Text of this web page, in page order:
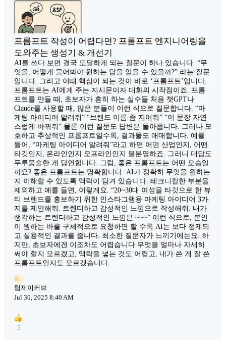
프롬프트 작성이 어렵다면? 프롬프트 엔지니어링을
도와주는 생성기 & 개선기
AI를 쓰다 보면 결국 도달하게 되는 질문이 하나 있습니다. “무
엇을, 어떻게 물어봐야 원하는 답을 얻을 수 있을까?” 라는 질문
입니다. 그리고 이때 핵심이 되는 것이 바로 ‘프롬프트’입니다.
프롬프트는 AI에게 주는 지시문이자 대화의 시작점이죠. 프롬
프트를 만들 때, 초보자가 흔히 하는 실수들 처음 챗GPT나
Claude를 사용할 때, 많은 분들이 이런 식으로 질문합니다. “마
케팅 아이디어 알려줘” “브랜드 이름 좀 지어줘” “이 문장 자연
스럽게 바꿔줘” 물론 이런 질문도 답변은 돌아옵니다. 그러나 모
호하고 추상적인 프롬프트일수록, 결과물도 애매합니다. 예를
들어, “마케팅 아이디어 알려줘”라고 하면 어떤 산업인지, 어떤
타깃인지, 온라인인지 오프라인인지 불분명하죠. 그러니 대답도
두루뭉술한 게 당연합니다. 그럼, 좋은 프롬프트는 어떤 모습일
까요? 좋은 프롬프트는 명확합니다. AI가 정확히 무엇을 원하는
지 이해할 수 있도록 맥락이 담겨 있습니다. 테크니컬한 부분을
제외하고 예를 들면, 이렇게요. “20~30대 여성을 타깃으로 한 뷰
티 브랜드를 홍보하기 위한 인스타그램용 마케팅 아이디어 3가
지를 제안해줘. 트렌디하고 감성적인 느낌으로 작성해줘. 내가
생각하는 트렌디하고 감성적인 느낌은 ~~~” 이런 식으로, 본인
이 원하는 바를 구체적으로 요청하면 할 수록 AI는 보다 정제되
고 실용적인 결과를 줍니다. 최소한 질문자가 느끼기에는요. 하
지만, 초보자에겐 이조차도 어렵습니다 무엇을 얼마나 자세히
써야 할지 모르겠고, 맥락을 넣는 것도 어렵고, 내가 쓴 게 잘 쓴
프롬프트인지도 모르겠습니다.
팀
팀제이커브
Jul 30, 2025 8:40 AM
5